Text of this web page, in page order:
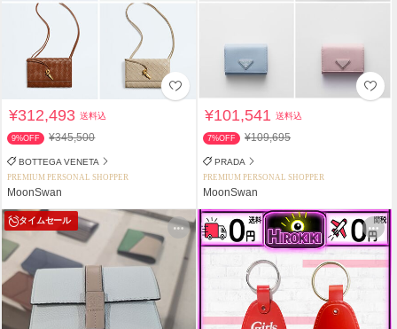
¥312,493送料込
9%OFF ¥345,500
BOTTEGA VENETA
PREMIUM PERSONAL SHOPPER
MoonSwan
¥101,541送料込
7%OFF ¥109,695
PRADA
PREMIUM PERSONAL SHOPPER
MoonSwan
タイムセール